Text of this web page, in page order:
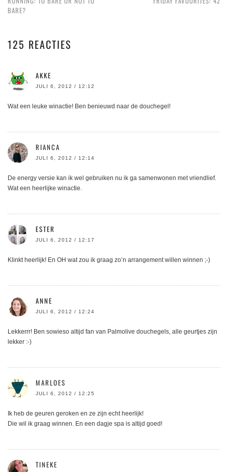
BARE?
125 REACTIES
AKKE
JULI 6, 2012 / 12:12
Wat een leuke winactie! Ben benieuwd naar de douchegel!
RIANCA
JULI 6, 2012 / 12:14
De energy versie kan ik wel gebruiken nu ik ga samenwonen met vriendlief.
Wat een heerlijke winactie.
ESTER
JULI 6, 2012 / 12:17
Klinkt heerlijk! En OH wat zou ik graag zo’n arrangement willen winnen ;-)
ANNE
JULI 6, 2012 / 12:24
Lekkerrr! Ben sowieso altijd fan van Palmolive douchegels, alle geurtjes zijn
lekker :-)
MARLOES
JULI 6, 2012 / 12:25
Ik heb de geuren geroken en ze zijn echt heerlijk!
Die wil ik graag winnen. En een dagje spa is altijd goed!
TINEKE